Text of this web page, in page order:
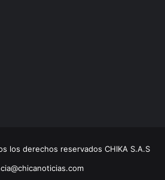
los derechos reservados CHIKA S.A.S